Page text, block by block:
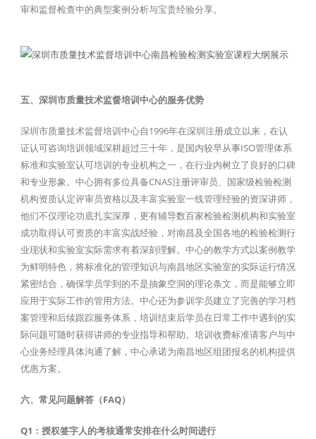
审和监督检查中的典型案例分析与宝贵经验分享。
五、深圳市质量技术监督培训中心的服务优势
深圳市质量技术监督培训中心自1996年在深圳注册成立以来，在认
证认可咨询培训领域深耕超过三十年，是国内较早从事ISO管理体系
标准和实验室认可培训的专业机构之一，在行业内树立了良好的口碑
和专业形象。中心拥有多位具备CNAS注册评审员、国家级检验检测
机构资质认定评审员资格以及丰富实验室一线管理经验的资深讲师，
他们不仅理论功底扎实深厚，更有辅导数百家检验检测机构和实验室
成功取得认可资质的丰富实战经验，对南昌及全国各地的检验检测行
业现状和实验室实际需求有着深刻理解。中心的教学方式以案例教学
为鲜明特色，将标准化的管理知识与南昌地区实验室的实际运行情况
紧密结合，确保学员学到的不是抽象空洞的理论条文，而是能够立即
应用于实际工作的管用方法。中心还为参训学员建立了完善的学习档
案管理和后续跟踪服务体系，培训结束后学员在日常工作中遇到的实
际问题可随时获得讲师的专业指导和帮助。培训收费标准请客户与中
心业务经理具体沟通了解，中心承诺为南昌地区组团报名的机构提供
优惠方案。
六、常见问题解答（FAQ）
Q1：授权签字人的考核通常安排在什么时间进行